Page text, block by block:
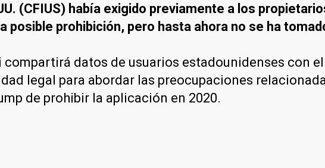
(CFIUS) había exigido previamente a los
posible prohibición, pero hasta ahora no se ha
datos de usuarios estadounidenses con
legal para abordar las preocupaciones
de prohibir la aplicación en 2020.